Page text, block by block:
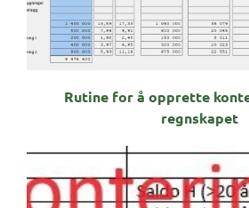
Rutine for å opprette
regnskapet